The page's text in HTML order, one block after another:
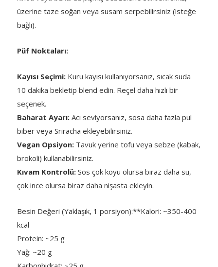
üzerine taze soğan veya susam serpebilirsiniz (isteğe
bağlı).
Püf Noktaları:
Kayısı Seçimi: Kuru kayısı kullanıyorsanız, sıcak suda
10 dakika bekletip blend edin. Reçel daha hızlı bir
seçenek.
Baharat Ayarı: Acı seviyorsanız, sosa daha fazla pul
biber veya Sriracha ekleyebilirsiniz.
Vegan Opsiyon: Tavuk yerine tofu veya sebze (kabak,
brokoli) kullanabilirsiniz.
Kıvam Kontrolü: Sos çok koyu olursa biraz daha su,
çok ince olursa biraz daha nişasta ekleyin.
Besin Değeri (Yaklaşık, 1 porsiyon):**Kalori: ~350-400
kcal
Protein: ~25 g
Yağ: ~20 g